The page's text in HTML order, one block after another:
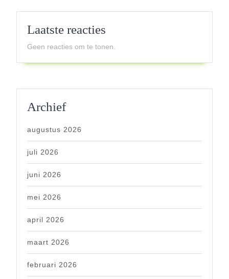
Laatste reacties
Geen reacties om te tonen.
Archief
augustus 2026
juli 2026
juni 2026
mei 2026
april 2026
maart 2026
februari 2026